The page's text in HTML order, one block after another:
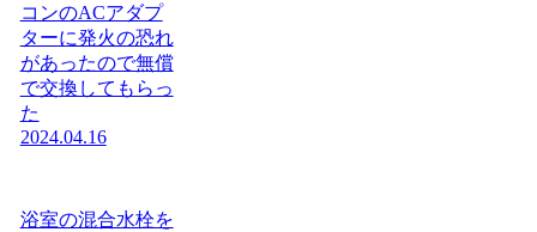
コンのACアダプ
ターに発火の恐れ
があったので無償
で交換してもらっ
た
2024.04.16
浴室の混合水栓を